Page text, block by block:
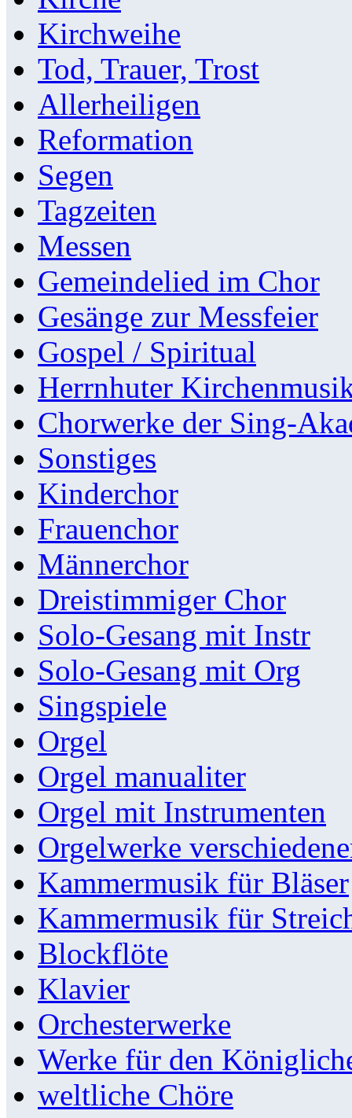
Kirchweihe
Tod, Trauer, Trost
Allerheiligen
Reformation
Segen
Tagzeiten
Messen
Gemeindelied im Chor
Gesänge zur Messfeier
Gospel / Spiritual
Herrnhuter
Chorwerke der Sing-
Sonstiges
Kinderchor
Frauenchor
Männerchor
Dreistimmiger Chor
Solo-Gesang mit Instr
Solo-Gesang mit Org
Singspiele
Orgel
Orgel manualiter
Orgel mit Instrumenten
Orgelwerke
Kammermusik für Bläser
Kammermusik für
Blockflöte
Klavier
Orchesterwerke
Werke für den
weltliche Chöre